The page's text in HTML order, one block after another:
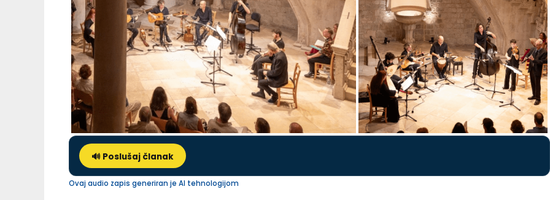
🔊 Poslušaj članak
Ovaj audio zapis generiran je AI tehnologijom